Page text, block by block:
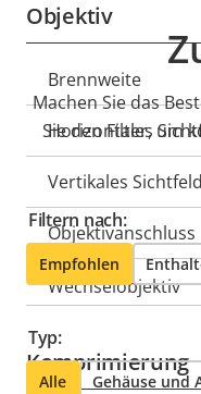
Objektiv
Brennweite
Horizontales
Vertikales Sichtfeld
Objektivanschluss
Wechselobjektiv
Komprimierung
Machen Sie das
Sie den Filter, um
Filtern nach:
Empfohlen
Typ:
Alle Gehäuse und